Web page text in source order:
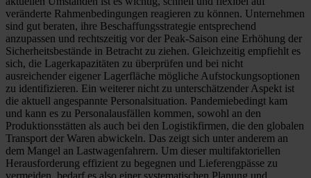
veränderte Rahmenbedingungen reagieren zu können. Unternehmen
sind gut beraten, ihre Beschaffungsstrategie entsprechend
anzupassen und rechtszeitig vor der Peak-Saison eine Erhöhung der
Sicherheitsbestände in Betracht zu ziehen. Gleichzeitig empfiehlt es
sich, die Lagerkapazitäten zu überprüfen und bei nicht
ausreichender eigener Lagerfläche mögliche Aufstockungsoptionen
zu identifizieren. Ein weiterer nicht zu unterschätzender Aspekt ist
die aktuell angespannte Personalsituation. Pandemiebedingt kam
und kann es zu Personalausfällen kommen, sowohl an den
Produktionsstätten als auch bei den Logistikfirmen, die den globalen
Transport der Waren abwickeln. Das zeigt sich unter anderem an
dem Mangel an Lastwagenfahrern. Um dieser multifaktoriellen
Herausforderung effizient zu begegnen und Lieferengpässe zu